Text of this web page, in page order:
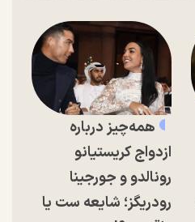
همه‌چیز درباره
ازدواج کریستیانو
رونالدو و جورجینا
رودریگز؛ شایعه ست یا